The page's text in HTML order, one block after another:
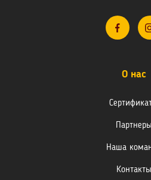
О нас
Партнеры
Наша
Контакты